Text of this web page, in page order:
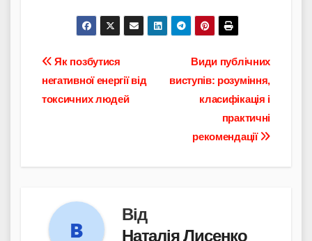
Навігація
записів
Види публічних
виступів: розуміння,
класифікація і
практичні
рекомендації
Як позбутися
негативної енергії від
токсичних людей
Від
Наталія Лисенко